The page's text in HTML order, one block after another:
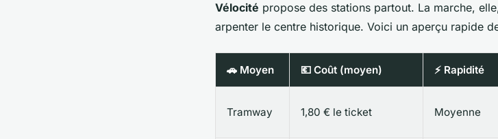
Vélocité propose des stations partout. La marche,
arpenter le centre historique. Voici un aperçu rapide
🚗 Moyen 💶 Coût (moyen) ⚡ Rapidité
Tramway 1,80 € le ticket Moyenne